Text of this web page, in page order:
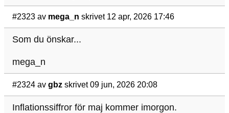
#2323 av mega_n skrivet 12 apr, 2026 17:46
Som du önskar...
mega_n
#2324 av gbz skrivet 09 jun, 2026 20:08
Inflationssiffror för maj kommer imorgon.